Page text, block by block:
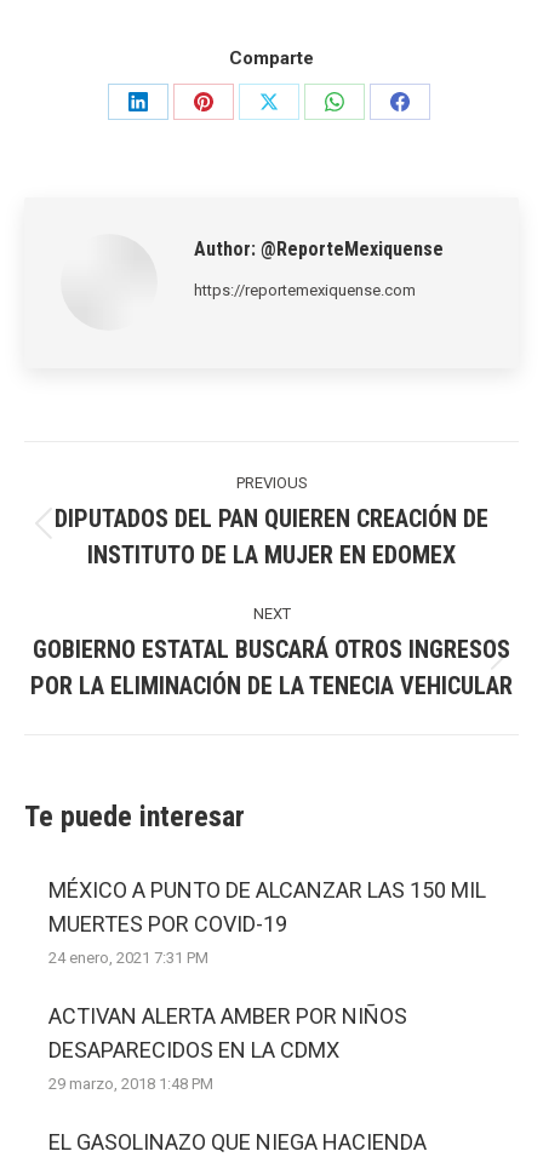
Comparte
Share
Share
Share
Share
Share
Author: @ReporteMexiquense
https://reportemexiquense.com
PREVIOUS
Previous
post:
DIPUTADOS DEL PAN QUIEREN CREACIÓN DE
INSTITUTO DE LA MUJER EN EDOMEX
NEXT
post:
GOBIERNO ESTATAL BUSCARÁ OTROS INGRESOS
POR LA ELIMINACIÓN DE LA TENECIA VEHICULAR
Te puede interesar
MÉXICO A PUNTO DE ALCANZAR LAS 150 MIL
MUERTES POR COVID-19
24 enero, 2021 7:31 PM
ACTIVAN ALERTA AMBER POR NIÑOS
DESAPARECIDOS EN LA CDMX
29 marzo, 2018 1:48 PM
EL GASOLINAZO QUE NIEGA HACIENDA